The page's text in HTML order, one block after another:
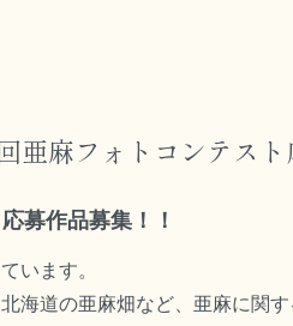
亜麻フォトコンテス
募作品募集！！
います。
海道の亜麻畑など、亜麻に関